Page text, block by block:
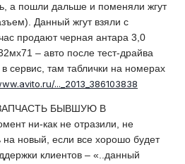
а пошли дальше и поменяли жгут
Данный жгут взяли с
продают черная антара 3,0
– авто после тест-драйва
сервис, там таблички на номерах
..._2013_386103838
БЫВШУЮ В
ни-как не отразили, не
новый, если все хорошо будет
клиентов – «..данный